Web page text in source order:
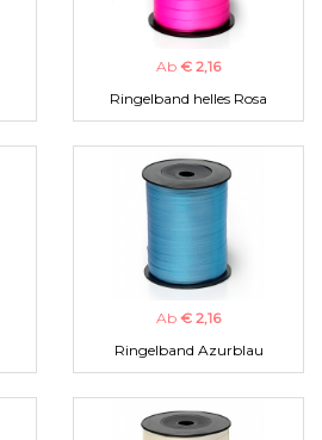
Ab € 2,16
Ringelband helles Rosa
Ab € 2,16
Ringelband Azurblau